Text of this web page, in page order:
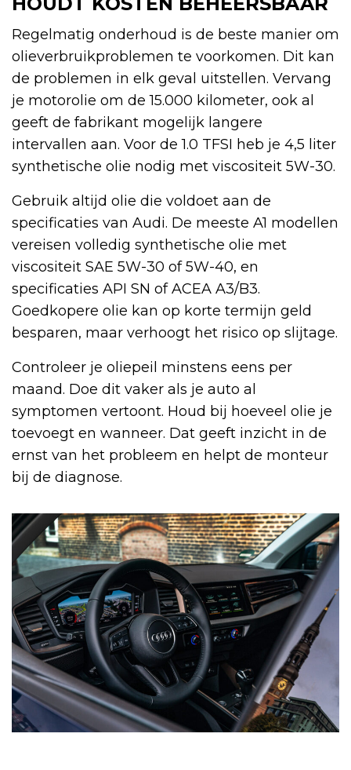
Regelmatig onderhoud is de beste manier om
olieverbruikproblemen te voorkomen. Dit kan
de problemen in elk geval uitstellen. Vervang
je motorolie om de 15.000 kilometer, ook al
geeft de fabrikant mogelijk langere
intervallen aan. Voor de 1.0 TFSI heb je 4,5 liter
synthetische olie nodig met viscositeit 5W-30.
Gebruik altijd olie die voldoet aan de
specificaties van Audi. De meeste A1 modellen
vereisen volledig synthetische olie met
viscositeit SAE 5W-30 of 5W-40, en
specificaties API SN of ACEA A3/B3.
Goedkopere olie kan op korte termijn geld
besparen, maar verhoogt het risico op slijtage.
Controleer je oliepeil minstens eens per
maand. Doe dit vaker als je auto al
symptomen vertoont. Houd bij hoeveel olie je
toevoegt en wanneer. Dat geeft inzicht in de
ernst van het probleem en helpt de monteur
bij de diagnose.